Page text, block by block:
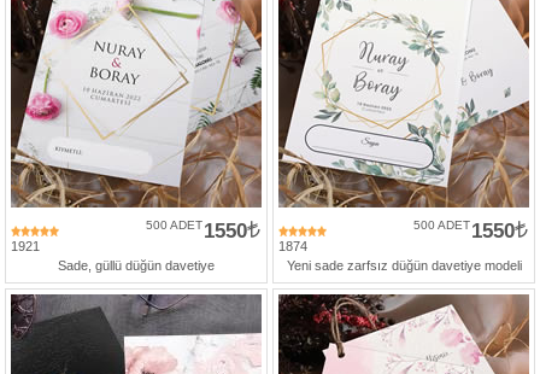
1921
1550
500 ADET
Sade, güllü düğün davetiye
1874
1550
500 ADET
Yeni sade zarfsız düğün davetiye modeli